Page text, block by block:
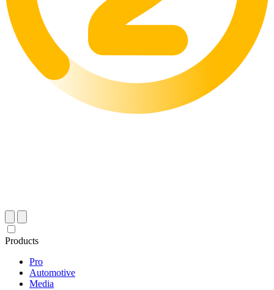
Products
Pro
Automotive
Media